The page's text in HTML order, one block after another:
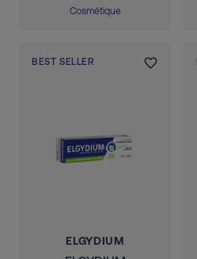
Cosmétique
BEST SELLER
ELGYDIUM